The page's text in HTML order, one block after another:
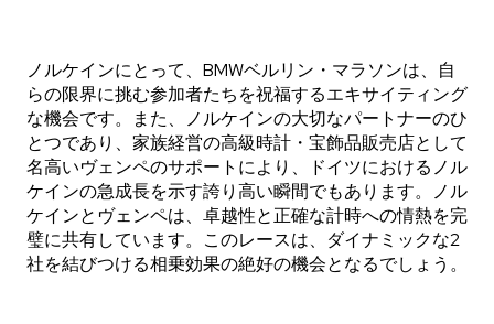
ノルケインにとって、BMWベルリン・マラソンは、自
らの限界に挑む参加者たちを祝福するエキサイティング
な機会です。また、ノルケインの大切なパートナーのひ
とつであり、家族経営の高級時計・宝飾品販売店として
名高いヴェンペのサポートにより、ドイツにおけるノル
ケインの急成長を示す誇り高い瞬間でもあります。ノル
ケインとヴェンペは、卓越性と正確な計時への情熱を完
璧に共有しています。このレースは、ダイナミックな2
社を結びつける相乗効果の絶好の機会となるでしょう。